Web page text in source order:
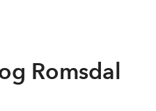
Romsdal